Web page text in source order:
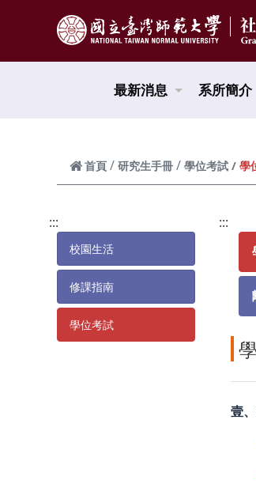
最新消息 系所簡介
首頁 研究生手冊 學位考試 學
:::
校園生活
修課指南
學位考試
:::
壹